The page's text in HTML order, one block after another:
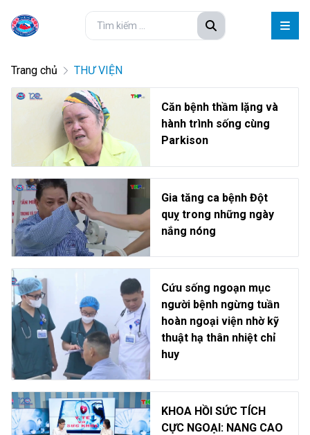
Trang chủ THƯ VIỆN
Căn bệnh thầm lặng và
hành trình sống cùng
Parkison
Gia tăng ca bệnh Đột
quỵ trong những ngày
nắng nóng
Cứu sống ngoạn mục
người bệnh ngừng tuần
hoàn ngoại viện nhờ kỹ
thuật hạ thân nhiệt chỉ
huy
KHOA HỒI SỨC TÍCH
CỰC NGOẠI: NANG CAO